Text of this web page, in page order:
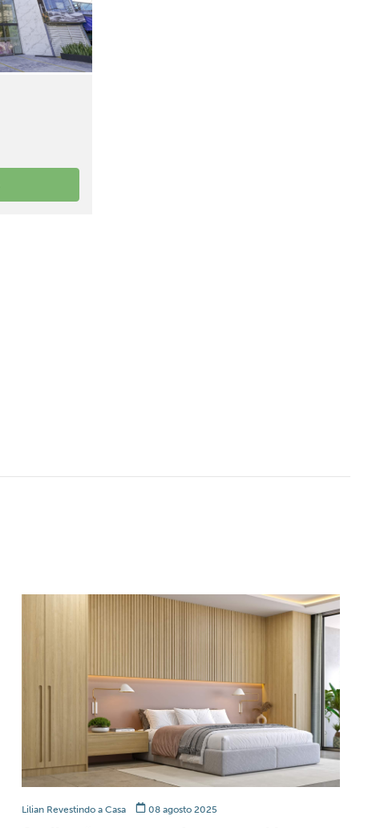
Lilian Revestindo a Casa 08 agosto 2025